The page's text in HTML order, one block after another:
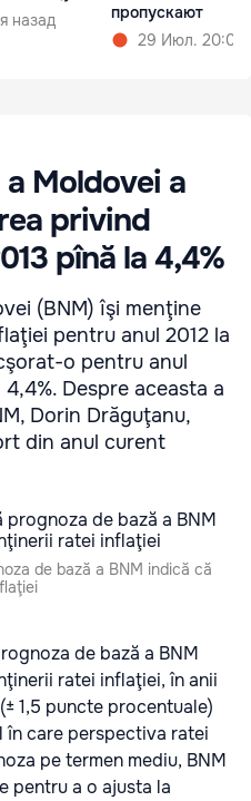
назад
пропускают
29 Июл. 20:05
Moldovei a
privind
pînă la 4,4%
(BNM) îşi menţine
pentru anul 2012 la
o pentru anul
Despre aceasta a
Dorin Drăguţanu,
din anul curent
de bază a BNM indică că
de bază a BNM
ratei inflaţiei, în anii
1,5 puncte procentuale)
în care perspectiva ratei
pe termen mediu, BNM
pentru a o ajusta la